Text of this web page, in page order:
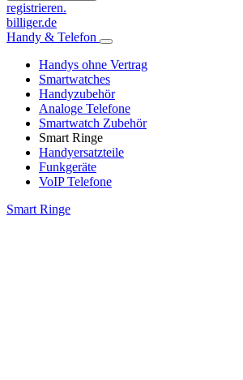
registrieren.
billiger.de
Handy & Telefon
Handys ohne Vertrag
Smartwatches
Handyzubehör
Analoge Telefone
Smartwatch Zubehör
Smart Ringe
Handyersatzteile
Funkgeräte
VoIP Telefone
Smart Ringe